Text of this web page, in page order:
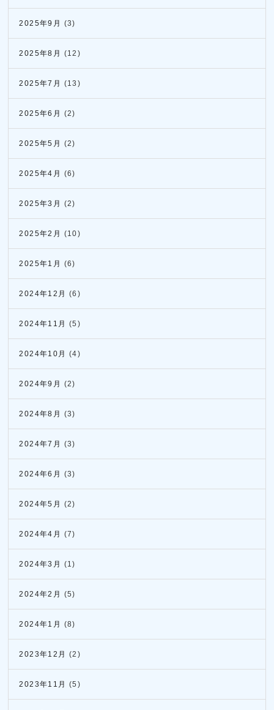
2025年9月 (3)
2025年8月 (12)
2025年7月 (13)
2025年6月 (2)
2025年5月 (2)
2025年4月 (6)
2025年3月 (2)
2025年2月 (10)
2025年1月 (6)
2024年12月 (6)
2024年11月 (5)
2024年10月 (4)
2024年9月 (2)
2024年8月 (3)
2024年7月 (3)
2024年6月 (3)
2024年5月 (2)
2024年4月 (7)
2024年3月 (1)
2024年2月 (5)
2024年1月 (8)
2023年12月 (2)
2023年11月 (5)